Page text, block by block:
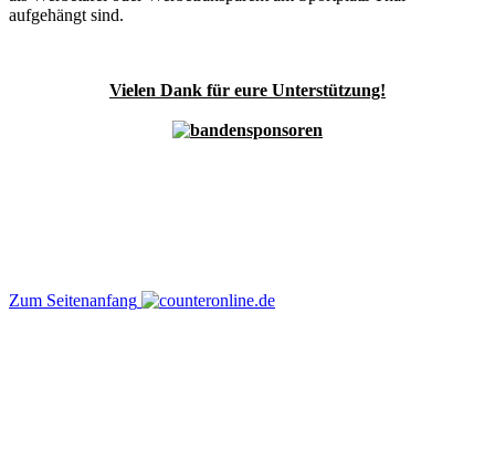
aufgehängt sind.
Vielen Dank für eure Unterstützung!
Zum Seitenanfang